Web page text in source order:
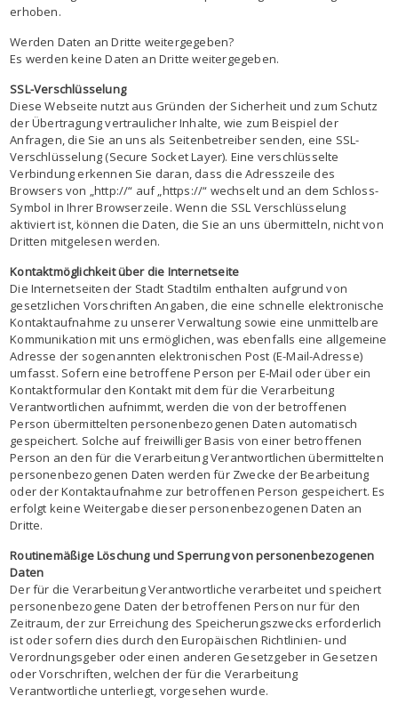
erhoben.
Werden Daten an Dritte weitergegeben?
Es werden keine Daten an Dritte weitergegeben.
SSL-Verschlüsselung
Diese Webseite nutzt aus Gründen der Sicherheit und zum Schutz
der Übertragung vertraulicher Inhalte, wie zum Beispiel der
Anfragen, die Sie an uns als Seitenbetreiber senden, eine SSL-
Verschlüsselung (Secure Socket Layer). Eine verschlüsselte
Verbindung erkennen Sie daran, dass die Adresszeile des
Browsers von „http://“ auf „https://“ wechselt und an dem Schloss-
Symbol in Ihrer Browserzeile. Wenn die SSL Verschlüsselung
aktiviert ist, können die Daten, die Sie an uns übermitteln, nicht von
Dritten mitgelesen werden.
Kontaktmöglichkeit über die Internetseite
Die Internetseiten der Stadt Stadtilm enthalten aufgrund von
gesetzlichen Vorschriften Angaben, die eine schnelle elektronische
Kontaktaufnahme zu unserer Verwaltung sowie eine unmittelbare
Kommunikation mit uns ermöglichen, was ebenfalls eine allgemeine
Adresse der sogenannten elektronischen Post (E-Mail-Adresse)
umfasst. Sofern eine betroffene Person per E-Mail oder über ein
Kontaktformular den Kontakt mit dem für die Verarbeitung
Verantwortlichen aufnimmt, werden die von der betroffenen
Person übermittelten personenbezogenen Daten automatisch
gespeichert. Solche auf freiwilliger Basis von einer betroffenen
Person an den für die Verarbeitung Verantwortlichen übermittelten
personenbezogenen Daten werden für Zwecke der Bearbeitung
oder der Kontaktaufnahme zur betroffenen Person gespeichert. Es
erfolgt keine Weitergabe dieser personenbezogenen Daten an
Dritte.
Routinemäßige Löschung und Sperrung von personenbezogenen
Daten
Der für die Verarbeitung Verantwortliche verarbeitet und speichert
personenbezogene Daten der betroffenen Person nur für den
Zeitraum, der zur Erreichung des Speicherungszwecks erforderlich
ist oder sofern dies durch den Europäischen Richtlinien- und
Verordnungsgeber oder einen anderen Gesetzgeber in Gesetzen
oder Vorschriften, welchen der für die Verarbeitung
Verantwortliche unterliegt, vorgesehen wurde.